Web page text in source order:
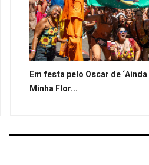
Em festa pelo Oscar de
Minha Flor...